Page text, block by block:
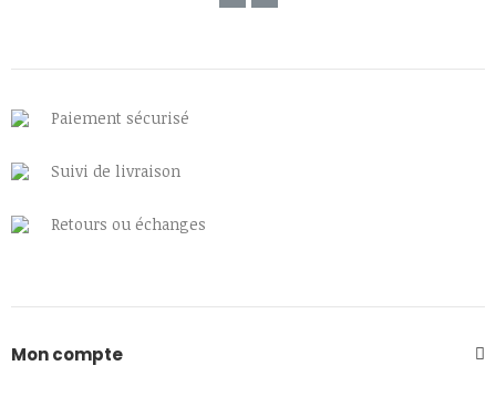
Paiement sécurisé
Suivi de livraison
Retours ou échanges
Mon compte